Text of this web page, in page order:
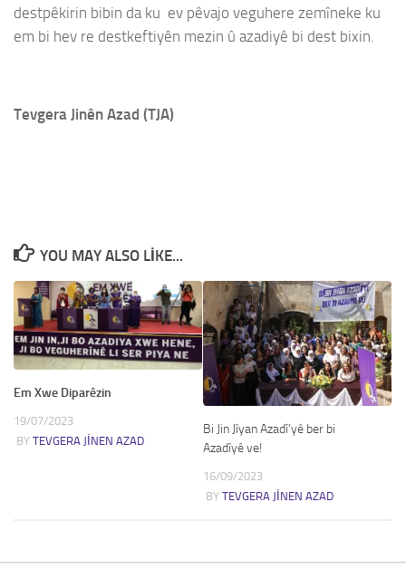
destpêkirin bibin da ku ev pêvajo veguhere zemîneke ku
em bi hev re destkeftiyên mezin û azadiyê bi dest bixin.
Tevgera Jinên Azad (TJA)
YOU MAY ALSO LIKE...
Em Xwe Diparêzin
19/07/2023
BY TEVGERA JINEN AZAD
Bi Jin Jîyan Azadî’yê ber bi
Azadîyê ve!
16/09/2023
BY TEVGERA JINEN AZAD